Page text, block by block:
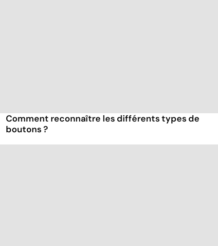
Comment reconnaître les différents types de
boutons ?